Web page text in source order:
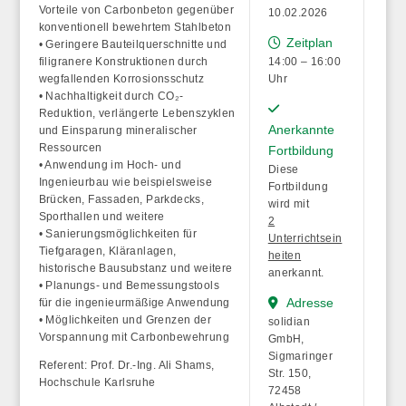
Vorteile von Carbonbeton gegenüber
konventionell bewehrtem Stahlbeton
• Geringere Bauteilquerschnitte und
filigranere Konstruktionen durch
wegfallenden Korrosionsschutz
• Nachhaltigkeit durch CO₂-
Reduktion, verlängerte Lebenszyklen
und Einsparung mineralischer
Ressourcen
• Anwendung im Hoch- und
Ingenieurbau wie beispielsweise
Brücken, Fassaden, Parkdecks,
Sporthallen und weitere
• Sanierungsmöglichkeiten für
Tiefgaragen, Kläranlagen,
historische Bausubstanz und weitere
• Planungs- und Bemessungstools
für die ingenieurmäßige Anwendung
• Möglichkeiten und Grenzen der
Vorspannung mit Carbonbewehrung
Referent: Prof. Dr.-Ing. Ali Shams,
Hochschule Karlsruhe
10.02.2026
Zeitplan
14:00 – 16:00
Uhr
Anerkannte
Fortbildung
Diese
Fortbildung
wird mit
2
Unterrichtsein
heiten
anerkannt.
Adresse
solidian
GmbH,
Sigmaringer
Str. 150,
72458